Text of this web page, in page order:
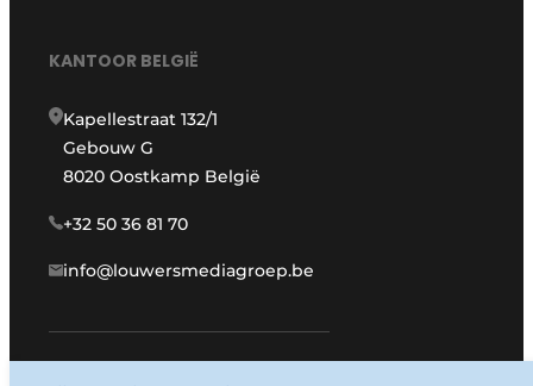
KANTOOR BELGIË
Kapellestraat 132/1
Gebouw G
8020 Oostkamp België
+32 50 36 81 70
info@louwersmediagroep.be